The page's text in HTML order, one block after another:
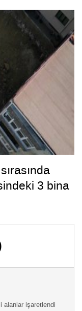
3 bina
alanlar işaretlendi